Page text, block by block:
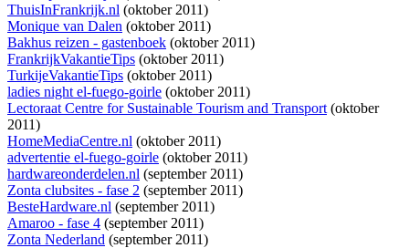
ThuisInFrankrijk.nl (oktober 2011)
Monique van Dalen (oktober 2011)
Bakhus reizen - gastenboek (oktober 2011)
FrankrijkVakantieTips (oktober 2011)
TurkijeVakantieTips (oktober 2011)
ladies night el-fuego-goirle (oktober 2011)
Lectoraat Centre for Sustainable Tourism and Transport(oktober
2011)
HomeMediaCentre.nl (oktober 2011)
advertentie el-fuego-goirle (oktober 2011)
hardwareonderdelen.nl (september 2011)
Zonta clubsites - fase 2 (september 2011)
BesteHardware.nl (september 2011)
Amaroo - fase 4 (september 2011)
Zonta Nederland (september 2011)